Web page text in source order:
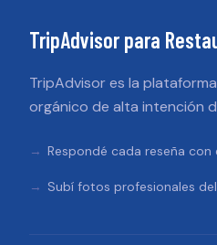
TripAdvisor para
TripAdvisor es la
orgánico de alta intención
Respondé cada reseña
Subí fotos profesionales